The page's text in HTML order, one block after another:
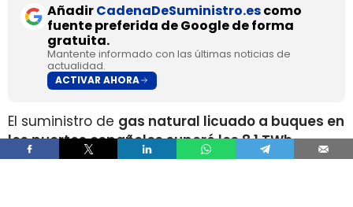
AñadirCadenaDeSuministro.escomo
fuente preferida de Google de forma
gratuita.
Mantente informado con las últimas noticias de
actualidad.
ACTIVAR AHORA
El suministro de gas natural licuado a buques en
los puertos españoles superó los 8,1 TWh
durante 2025, un volumen que multiplica por